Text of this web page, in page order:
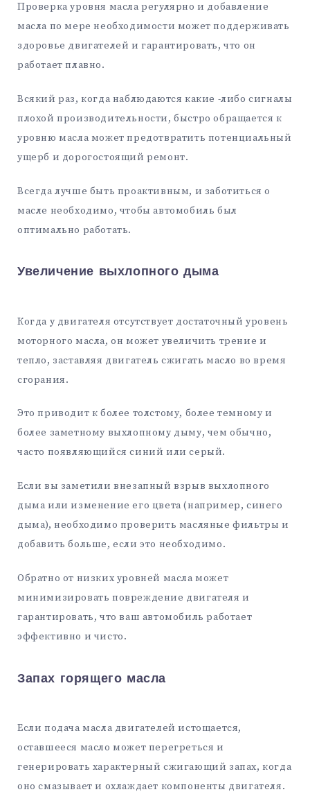
Проверка уровня масла регулярно и добавление
масла по мере необходимости может поддерживать
здоровье двигателей и гарантировать, что он
работает плавно.
Всякий раз, когда наблюдаются какие -либо сигналы
плохой производительности, быстро обращается к
уровню масла может предотвратить потенциальный
ущерб и дорогостоящий ремонт.
Всегда лучше быть проактивным, и заботиться о
масле необходимо, чтобы автомобиль был
оптимально работать.
Увеличение выхлопного дыма
Когда у двигателя отсутствует достаточный уровень
моторного масла, он может увеличить трение и
тепло, заставляя двигатель сжигать масло во время
сгорания.
Это приводит к более толстому, более темному и
более заметному выхлопному дыму, чем обычно,
часто появляющийся синий или серый.
Если вы заметили внезапный взрыв выхлопного
дыма или изменение его цвета (например, синего
дыма), необходимо проверить масляные фильтры и
добавить больше, если это необходимо.
Обратно от низких уровней масла может
минимизировать повреждение двигателя и
гарантировать, что ваш автомобиль работает
эффективно и чисто.
Запах горящего масла
Если подача масла двигателей истощается,
оставшееся масло может перегреться и
генерировать характерный сжигающий запах, когда
оно смазывает и охлаждает компоненты двигателя.